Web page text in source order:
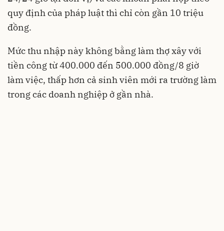
quy định của pháp luật thì chỉ còn gần 10 triệu
đồng.
Mức thu nhập này không bằng làm thợ xây với
tiền công từ 400.000 đến 500.000 đồng/8 giờ
làm việc, thấp hơn cả sinh viên mới ra trường làm
trong các doanh nghiệp ở gần nhà.